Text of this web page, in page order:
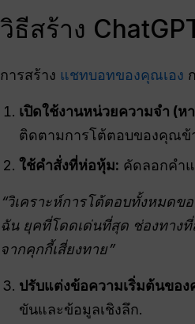
วิธีสร้าง
การสร้าง แชทบอทของคุณเอง
เปิดใช้งานหน่วยความจำ (ห
ติดตามการโต้ตอบของคุณข้
ใช้คำสั่งที่ห่อหุ้ม: คัดลอกคำ
“วิเคราะห์การโต้ตอบทั้งหมดข
ฉัน ยุคที่โดดเด่นที่สุด ช่องทาง
จากคุกกี้เสี่ยงทาย”
ปรับแต่งข้อความเริ่มต้นขอ
ขันและข้อมูลเชิงลึก.